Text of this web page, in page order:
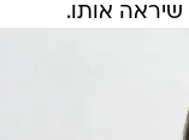
שיראה אותו.